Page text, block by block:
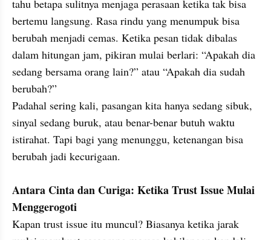
tahu betapa sulitnya menjaga perasaan ketika tak bisa
bertemu langsung. Rasa rindu yang menumpuk bisa
berubah menjadi cemas. Ketika pesan tidak dibalas
dalam hitungan jam, pikiran mulai berlari: “Apakah dia
sedang bersama orang lain?” atau “Apakah dia sudah
berubah?”
Padahal sering kali, pasangan kita hanya sedang sibuk,
sinyal sedang buruk, atau benar-benar butuh waktu
istirahat. Tapi bagi yang menunggu, ketenangan bisa
berubah jadi kecurigaan.
Antara Cinta dan Curiga: Ketika Trust Issue Mulai
Menggerogoti
Kapan trust issue itu muncul? Biasanya ketika jarak